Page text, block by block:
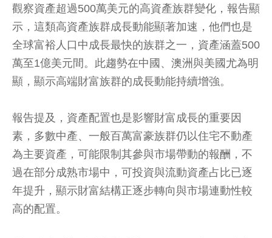
觀察資產超過500萬美元的高資產族群變化，報告顯
示，這類高資產族群成長動能顯著加速，他們也是
全球富裕人口中成長最快的族群之一，資產涵蓋500
萬至1億美元間。此趨勢在中國、澳洲與美國尤為明
顯，顯示高端財富族群的成長動能持續增強。
報告提及，資產配置也是影響財富成長的重要因
素，多數中產、一般百萬富豪族群仍以住宅不動產
為主要資產，可能限制其參與市場帶動的報酬，不
過在部分成熟市場中，可投資與流動資產占比已逐
年提升，顯示財富結構正逐步轉向與市場連動性較
高的配置。